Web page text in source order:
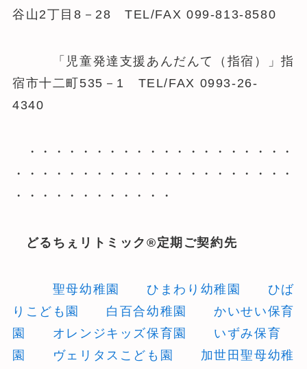
谷山2丁目8－28 TEL/FAX 099-813-8580
「児童発達支援あんだんて（指宿）」指
宿市十二町535－1 TEL/FAX 0993-26-
4340
・・・・・・・・・・・・・・・・・・・・
・・・・・・・・・・・・・・・・・・・・・
・・・・・・・・・・・・
どるちぇリトミック®定期ご契約先
聖母幼稚園 ひまわり幼稚園
ひば
りこども園
白百合幼稚園
かいせい保育
園
オレンジキッズ保育園
いずみ保育
園
ヴェリタスこども園
加世田聖母幼稚